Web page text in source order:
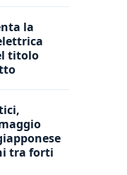
la
titolo
tra forti